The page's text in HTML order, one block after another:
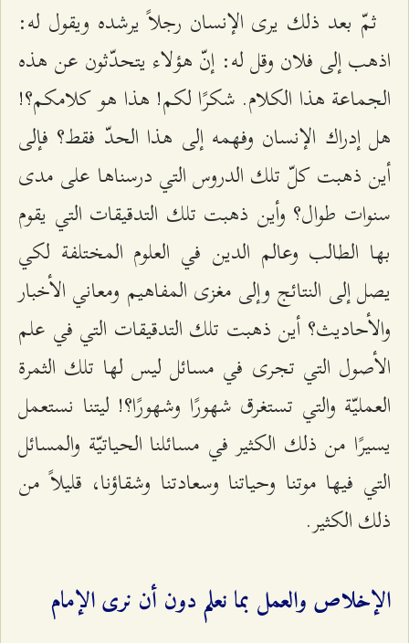
ثمّ بعد ذلك يرى الإنسان رجلاً يرشده ويقول له:
اذهب إلى فلان وقل له: إنّ هؤلاء يتحدّثون عن هذه
الجماعة هذا الكلام. شكرًا لكم! هذا هو كلامكم؟!
هل إدراك الإنسان وفهمه إلى هذا الحدّ فقط؟ فإلى
أين ذهبت كلّ تلك الدروس التي درسناها على مدى
سنوات طوال؟ وأين ذهبت تلك التدقيقات التي يقوم
بها الطالب وعالم الدين في العلوم المختلفة لكي
يصل إلى النتائج وإلى مغزى المفاهيم ومعاني الأخبار
والأحاديث؟ أين ذهبت تلك التدقيقات التي في علم
الأصول التي تجرى في مسائل ليس لها تلك الثمرة
العمليّة والتي تستغرق شهورًا وشهورًا؟! ليتنا نستعمل
يسيرًا من ذلك الكثير في مسائلنا الحياتيّة والمسائل
التي فيها موتنا وحياتنا وسعادتنا وشقاؤنا، قليلاً من
ذلك الكثير.
الإخلاص والعمل بما نعلم دون أن نرى الإمام